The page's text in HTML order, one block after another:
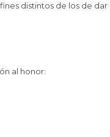
distintos de los de dar
al honor: